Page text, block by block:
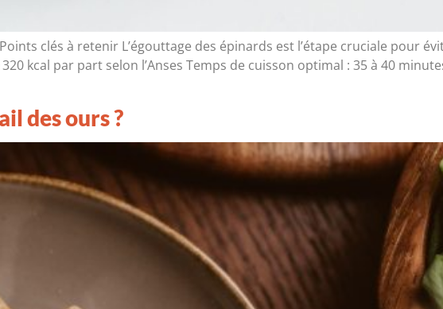
clés à retenir L’égouttage des épinards est l’étape cruciale pour
kcal par part selon l’Anses Temps de cuisson optimal : 35 à 40
des ours ?